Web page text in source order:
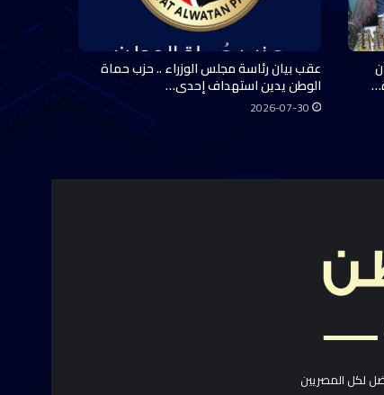
عقب بيان رئاسة مجلس الوزراء .. حزب حماة
الوطن يدين استهداف إحدى…
2026-07-30
لكل المصريين